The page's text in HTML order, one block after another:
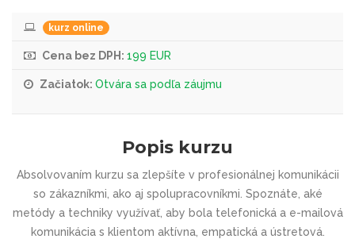
kurz online
Cena bez DPH: 199 EUR
Začiatok: Otvára sa podľa záujmu
Popis kurzu
Absolvovaním kurzu sa zlepšíte v profesionálnej komunikácii
so zákazníkmi, ako aj spolupracovníkmi. Spoznáte, aké
metódy a techniky využívať, aby bola telefonická a e-mailová
komunikácia s klientom aktívna, empatická a ústretová.